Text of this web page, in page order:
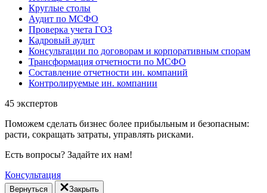
Круглые столы
Аудит по МСФО
Проверка учета ГОЗ
Кадровый аудит
Консультации по договорам и корпоративным спорам
Трансформация отчетности по МСФО
Составление отчетности ин. компаний
Контролируемые ин. компании
45 экспертов
Поможем сделать бизнес более прибыльным и безопасным:
расти, cокращать затраты, управлять рисками.
Есть вопросы? Задайте их нам!
Консультация
Вернуться
Закрыть